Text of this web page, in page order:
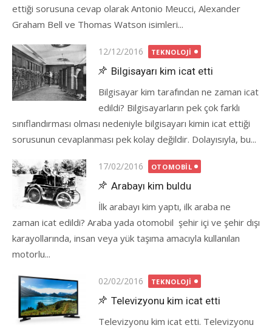
ettiği sorusuna cevap olarak Antonio Meucci, Alexander
Graham Bell ve Thomas Watson isimleri...
Posted
on
12/12/2016 TEKNOLOJI
Bilgisayarı kim icat etti
Bilgisayar kim tarafından ne zaman icat
edildi? Bilgisayarların pek çok farklı
sınıflandırması olması nedeniyle bilgisayarı kimin icat ettiği
sorusunun cevaplanması pek kolay değildir. Dolayısıyla, bu...
Posted
on
17/02/2016 OTOMOBIL
Arabayı kim buldu
İlk arabayı kim yaptı, ilk araba ne
zaman icat edildi? Araba yada otomobil şehir içi ve şehir dışı
karayollarında, insan veya yük taşıma amacıyla kullanılan
motorlu...
Posted
on
02/02/2016 TEKNOLOJI
Televizyonu kim icat etti
Televizyonu kim icat etti. Televizyonu